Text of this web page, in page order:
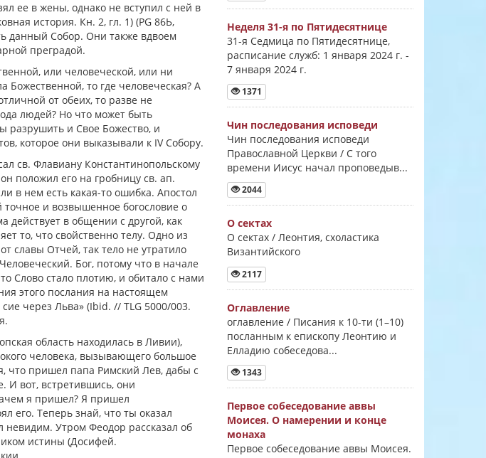
ее в жены, однако не вступил с ней в
история. Кн. 2, гл. 1) (PG 86Ь,
данный Собор. Они также вдвоем
преградой.
или человеческой, или ни
то где человеческая? А
от обеих, то разве не
людей? Но что может быть
разрушить и Свое Божество, и
которое они выказывали к IV Собору.
св. Флавиану Константинопольскому
положил его на гробницу св. ап.
в нем есть какая-то ошибка. Апостол
точное и возвышенное богословие о
действует в общении с другой, как
то, что свойственно телу. Одно из
славы Отчей, так тело не утратило
Бог, потому что в начале
Слово стало плотию, и обитало с нами
этого послания на настоящем
через Льва» (Ibid. // TLG 5000/003.
область находилась в Ливии),
человека, вызывающего большое
что пришел папа Римский Лев, дабы с
И вот, встретившись, они
я пришел? Я пришел
его. Теперь знай, что ты оказал
невидим. Утром Феодор рассказал об
истины (Досифей.
Неделя 31-я по Пятидесятнице
31-я Седмица по Пятидесятнице,
расписание служб: 1 января 2024 г. -
7 января 2024 г.
1371
Чин последования исповеди
Чин последования исповеди
Православной Церкви / С того
времени Иисус начал проповедыв...
2044
О сектах
О сектах / Леонтия, схоластика
Византийского
2117
Оглавление
оглавление / Писания к 10-ти (1–10)
посланным к епископу Леонтию и
Елладию собеседова...
1343
Первое собеседование аввы
Моисея. О намерении и конце
монаха
Первое собеседование аввы Моисея.